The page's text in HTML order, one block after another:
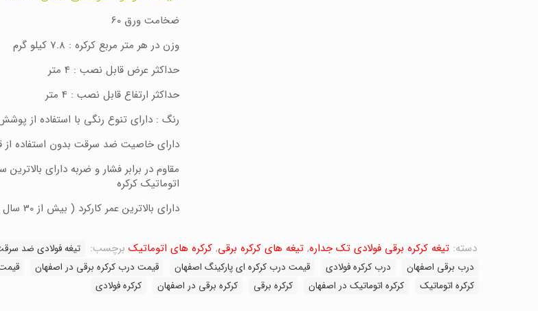
ضخامت ورق 60
وزن در هر متر مربع کرکره : 7.8 کیلو گرم
حداکثر عرض قابل نصب : 4 متر
حداکثر ارتفاع قابل نصب : 4 متر
رنگ : دارای تنوع رنگی با استفاده از
دارای خاصیت ضد سرقت بدون استفاده از
مقاوم در برابر فشار و ضربه دارای
اتوماتیک کرکره
دارای بالاترین عمر کارکرد ( بیش از 30 سال )
دسته: تیغه کرکره برقی فولادی تک جداره, تیغه های کرکره برقی, کرکره های اتوماتیک برچسب: تیغه فولادی ضد
درب برقی اصفهان
درب کرکره فولادی قیمت درب کرکره ای پارکینگ اصفهان قیمت درب کرکره برقی در اصفهان
کرکره اتوماتیک
کرکره اتوماتیک در اصفهان کرکره برقی کرکره برقی در اصفهان کرکره فولادی